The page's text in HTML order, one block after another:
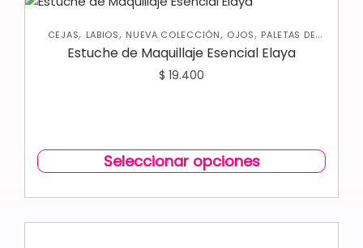
CEJAS, LABIOS, NUEVA COLECCIÓN, OJOS, PALETAS DE
SOMBRAS
Estuche de Maquillaje Esencial Elaya
$ 19.400
Seleccionar opciones